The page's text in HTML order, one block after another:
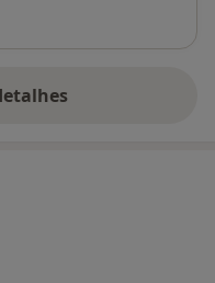
o endereço